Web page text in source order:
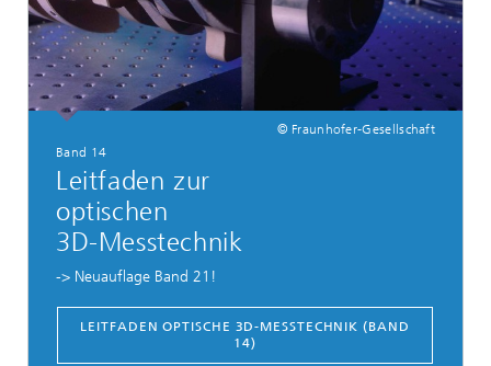
© Fraunhofer-Gesellschaft
Band 14
Leitfaden zur
optischen
3D-Messtechnik
-> Neuauflage Band 21!
LEITFADEN OPTISCHE 3D-MESSTECHNIK (BAND
14)